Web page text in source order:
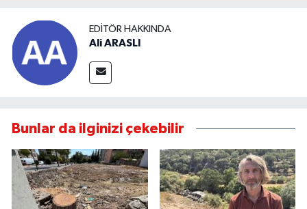
EDITÖR HAKKINDA
Ali ARASLI
Bunlar da ilginizi çekebilir